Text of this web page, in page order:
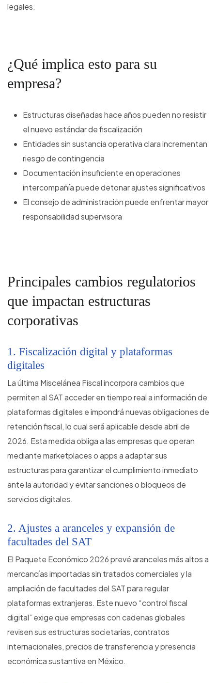
legales.
¿Qué implica esto para su
empresa?
Estructuras diseñadas hace años pueden no resistir
el nuevo estándar de fiscalización
Entidades sin sustancia operativa clara incrementan
riesgo de contingencia
Documentación insuficiente en operaciones
intercompañía puede detonar ajustes significativos
El consejo de administración puede enfrentar mayor
responsabilidad supervisora
Principales cambios regulatorios
que impactan estructuras
corporativas
1. Fiscalización digital y plataformas
digitales
La última Miscelánea Fiscal incorpora cambios que
permiten al SAT acceder en tiempo real a información de
plataformas digitales e impondrá nuevas obligaciones de
retención fiscal, lo cual será aplicable desde abril de
2026. Esta medida obliga a las empresas que operan
mediante marketplaces o apps a adaptar sus
estructuras para garantizar el cumplimiento inmediato
ante la autoridad y evitar sanciones o bloqueos de
servicios digitales.
2. Ajustes a aranceles y expansión de
facultades del SAT
El Paquete Económico 2026 prevé aranceles más altos a
mercancías importadas sin tratados comerciales y la
ampliación de facultades del SAT para regular
plataformas extranjeras. Este nuevo “control fiscal
digital” exige que empresas con cadenas globales
revisen sus estructuras societarias, contratos
internacionales, precios de transferencia y presencia
económica sustantiva en México.